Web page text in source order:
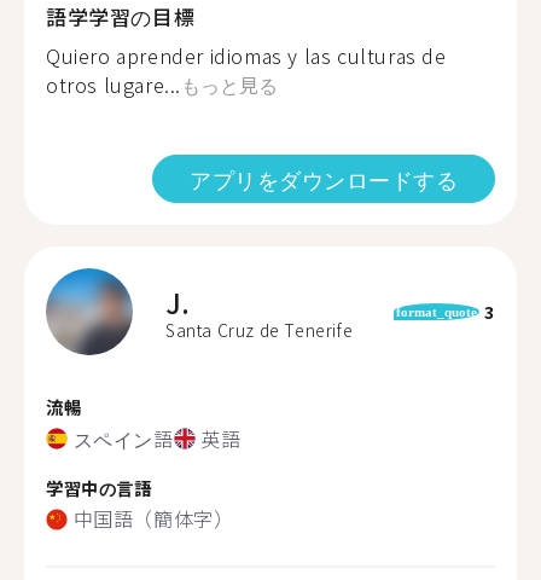
語学学習の目標
Quiero aprender idiomas y las culturas de
otros lugare... もっと見る
アプリをダウンロードする
J.
Santa Cruz de Tenerife
format_quote 3
流暢
スペイン語 英語
学習中の言語
中国語（簡体字）